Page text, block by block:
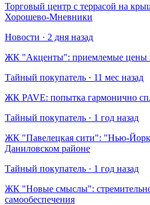
Торговый центр с террасой на
Хорошево-Мневники
Новости · 2 дня назад
​ЖК "Акценты": приемлемые цены
Тайный покупатель · 11 мес назад
​ЖК PAVE: попытка гармонично
Тайный покупатель · 1 год назад
​ЖК "Павелецкая сити": "Нью-
Даниловском районе
Тайный покупатель · 1 год назад
​ЖК "Новые смыслы":
самообеспечения